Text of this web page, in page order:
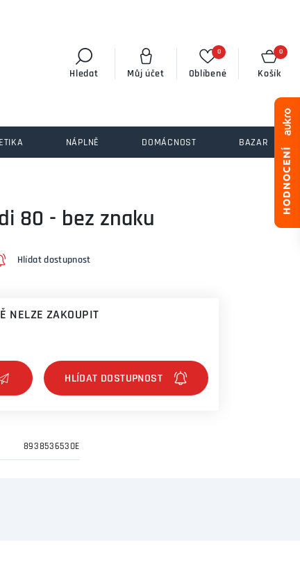
Hledat Můj účet
0
Oblíbené
0
Košík
NÁPLNĚ DOMÁCNOST BAZAR
80 - bez znaku
Hlídat dostupnost
NELZE ZAKOUPIT
893853653OE